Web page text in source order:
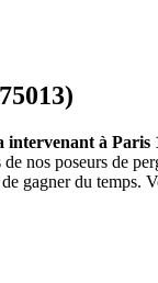
à Paris
nos poseurs de
du temps.